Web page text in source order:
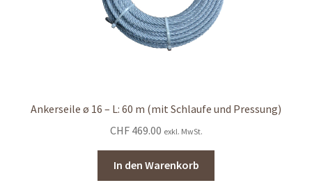
Ankerseile ø 16 – L: 60 m (mit Schlaufe und Pressung)
CHF469.00 exkl. MwSt.
In den Warenkorb